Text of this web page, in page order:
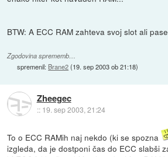
BTW: A ECC RAM zahteva svoj slot ali
Zgodovina sprememb…
spremenil: Brane2(19. sep 2003 ob 21:18)
Zheegec
:: 19. sep 2003, 21:24
To o ECC RAMih naj nekdo (ki se spozna
izgleda, da je dostponi čas do ECC slabši